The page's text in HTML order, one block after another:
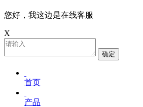
您好，我这边是在线客服
X
确定
首页
产品